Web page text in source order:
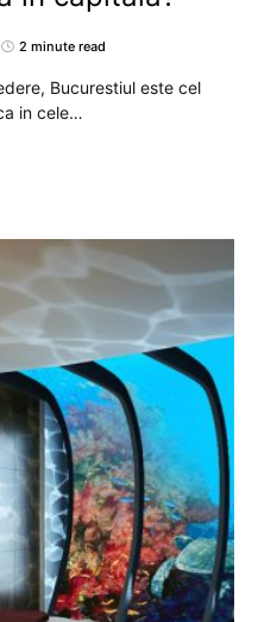
2 minute read
Bucurestiul este cel
in cele…